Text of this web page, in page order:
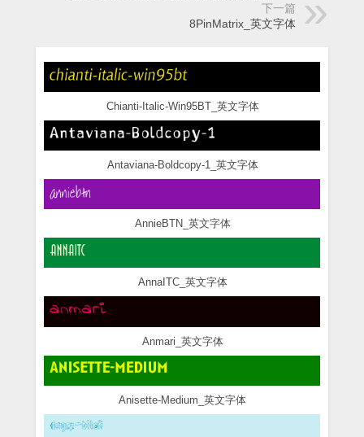
下一篇
8PinMatrix_英文字体
Chianti-Italic-Win95BT_英文字体
Antaviana-Boldcopy-1_英文字体
AnnieBTN_英文字体
AnnaITC_英文字体
Anmari_英文字体
Anisette-Medium_英文字体